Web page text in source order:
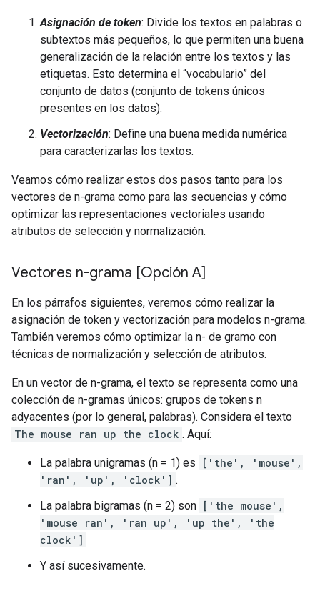
Asignación de token: Divide los textos en palabras o
subtextos más pequeños, lo que permiten una buena
generalización de la relación entre los textos y las
etiquetas. Esto determina el “vocabulario” del
conjunto de datos (conjunto de tokens únicos
presentes en los datos).
Vectorización: Define una buena medida numérica
para caracterizarlas los textos.
Veamos cómo realizar estos dos pasos tanto para los
vectores de n-grama como para las secuencias y cómo
optimizar las representaciones vectoriales usando
atributos de selección y normalización.
Vectores n-grama [Opción A]
En los párrafos siguientes, veremos cómo realizar la
asignación de token y vectorización para modelos n-grama.
También veremos cómo optimizar la n- de gramo con
técnicas de normalización y selección de atributos.
En un vector de n-grama, el texto se representa como una
colección de n-gramas únicos: grupos de tokens n
adyacentes (por lo general, palabras). Considera el texto
The mouse ran up the clock . Aquí:
La palabra unigramas (n = 1) es
['the', 'mouse',
'ran', 'up', 'clock'] .
La palabra bigramas (n = 2) son ['the mouse',
'mouse ran', 'ran up', 'up the', 'the
clock']
Y así sucesivamente.